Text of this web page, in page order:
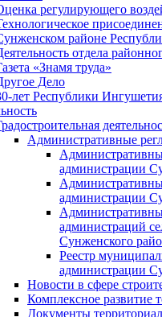
регулирующего
районе
отдела
«Знамя труда»
Дело
лет Республики
Административные
администрации
администрации
администраций
Сунженского
Реестр
администрации
Новости в сфере
Комплексное развитие
Документы